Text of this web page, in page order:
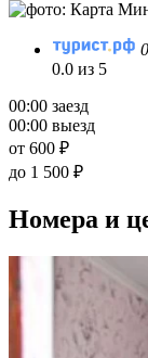
0.0 из 5
00:00 заезд
00:00 выезд
от 600 ₽
до 1 500 ₽
Номера и